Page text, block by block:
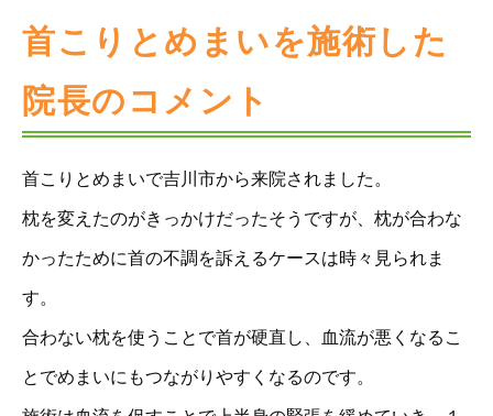
首こりとめまいを施術した
院長のコメント
首こりとめまいで吉川市から来院されました。
枕を変えたのがきっかけだったそうですが、枕が合わな
かったために首の不調を訴えるケースは時々見られま
す。
合わない枕を使うことで首が硬直し、血流が悪くなるこ
とでめまいにもつながりやすくなるのです。